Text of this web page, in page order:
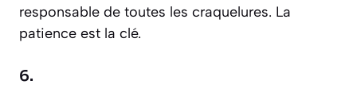
responsable de toutes les craquelures. La
patience est la clé.
6.